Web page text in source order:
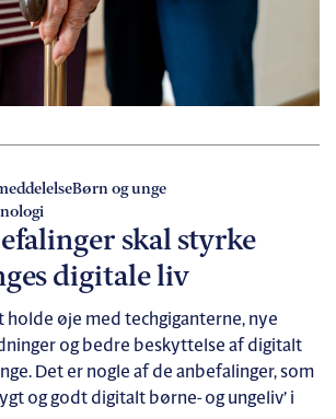
Børn og unge
skal styrke
digitale liv
holde øje med techgiganterne, nye
og bedre beskyttelse af digitalt
Det er nogle af de anbefalinger, som
og godt digitalt børne- og ungeliv’ i